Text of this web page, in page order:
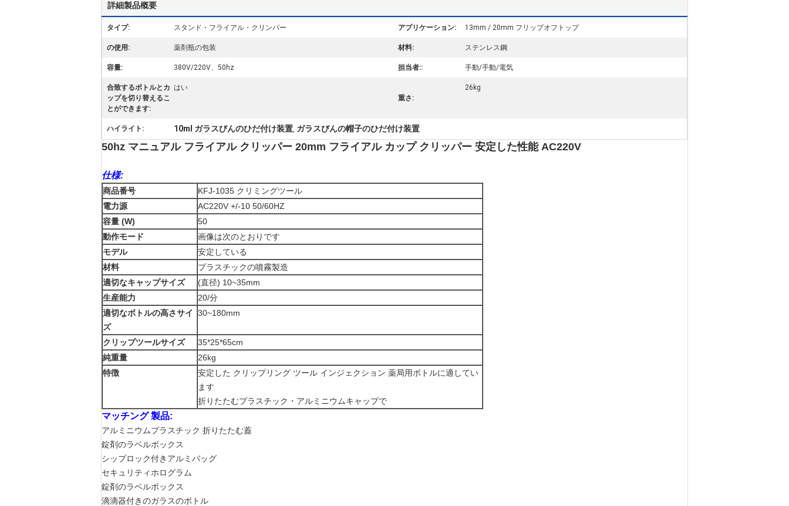
詳細製品概要
タイプ: スタンド・フライアル・クリンパー アプリケーション: 13mm / 20mm フリップオフトップ
の使用: 薬剤瓶の包装 材料: ステンレス鋼
容量: 380V/220V、50hz 担当者:: 手動/手動/電気
合致するボトルとカ
ップを切り替えるこ
とができます:
はい
重さ:
26kg
ハイライト: 10ml ガラスびんのひだ付け装置, ガラスびんの帽子のひだ付け装置
50hz マニュアル フライアル クリッパー 20mm フライアル カップ クリッパー 安定した性能 AC220V
仕様:
商品番号
KFJ-1035 クリミングツール
電力源
AC220V +/-10 50/60HZ
容量 (W)
50
動作モード
画像は次のとおりです
モデル
安定している
材料
プラスチックの噴霧製造
適切なキャップサイズ
(直径) 10~35mm
生産能力
20/分
適切なボトルの高さサイ
ズ
30~180mm
クリップツールサイズ
35*25*65cm
純重量
26kg
特徴
安定した クリップリング ツール インジェクション 薬局用ボトルに適してい
ます
折りたたむプラスチック・アルミニウムキャップで
マッチング 製品:
アルミニウムプラスチック 折りたたむ蓋
錠剤のラベルボックス
シップロック付きアルミバッグ
セキュリティホログラム
錠剤のラベルボックス
滴滴器付きのガラスのボトル